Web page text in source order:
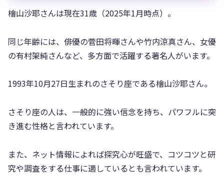
檜山沙耶さんは現在31歳（2025年1月時点）。
同じ年齢には、俳優の菅田将暉さんや竹内涼真さん、女優
の有村架純さんなど、多方面で活躍する著名人がいます。
1993年10月27日生まれのさそり座である檜山沙耶さん。
さそり座の人は、一般的に強い信念を持ち、パワフルに突
き進む性格と言われています。
また、ネット情報によれば探究心が旺盛で、コツコツと研
究や調査をする仕事に適しているとも言われています。